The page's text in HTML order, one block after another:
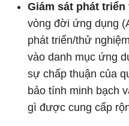
Giám sát phát triển
vòng đời ứng dụng
phát triển/thử
vào danh mục ứng
sự chấp thuận của
bảo tính minh bạch
gì được cung cấp